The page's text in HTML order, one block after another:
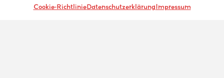
Cookie-RichtlinieDatenschutzerklärungImpressum